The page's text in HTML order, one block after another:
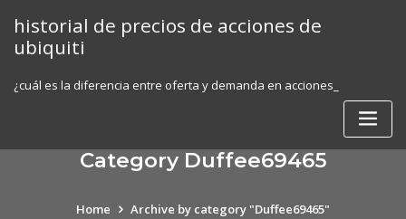
content
historial de precios de acciones de
ubiquiti
¿cuál es la diferencia entre oferta y demanda en acciones_
Category Duffee69465
Home Archive by category "Duffee69465"